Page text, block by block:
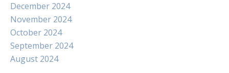
December 2024
November 2024
October 2024
September 2024
August 2024